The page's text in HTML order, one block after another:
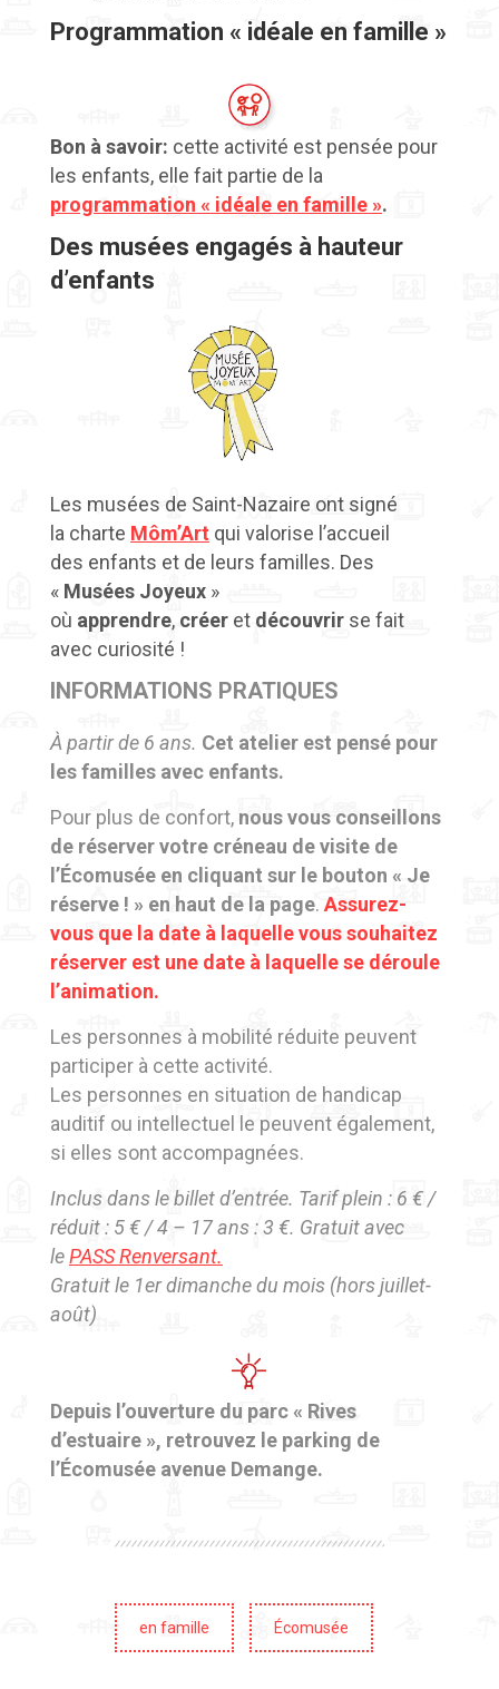
Programmation « idéale en famille »
Bon à savoir: cette activité est pensée pour
les enfants, elle fait partie de la
programmation « idéale en famille ».
Des musées engagés à hauteur
d’enfants
Les musées de Saint-Nazaire ont signé
la charte Môm’Art qui valorise l’accueil
des enfants et de leurs familles. Des
« Musées Joyeux »
où apprendre, créer et découvrir se fait
avec curiosité !
INFORMATIONS PRATIQUES
À partir de 6 ans. Cet atelier est pensé pour
les familles avec enfants.
Pour plus de confort, nous vous conseillons
de réserver votre créneau de visite de
l’Écomusée en cliquant sur le bouton « Je
réserve ! » en haut de la page. Assurez-
vous que la date à laquelle vous souhaitez
réserver est une date à laquelle se déroule
l’animation.
Les personnes à mobilité réduite peuvent
participer à cette activité.
Les personnes en situation de handicap
auditif ou intellectuel le peuvent également,
si elles sont accompagnées.
Inclus dans le billet d’entrée. Tarif plein : 6 € /
réduit : 5 € / 4 – 17 ans : 3 €. Gratuit avec
lePASS Renversant.
Gratuit le 1er dimanche du mois (hors juillet-
août)
Depuis l’ouverture du parc « Rives
d’estuaire », retrouvez le parking de
l’Écomusée avenue Demange.
en famille Écomusée